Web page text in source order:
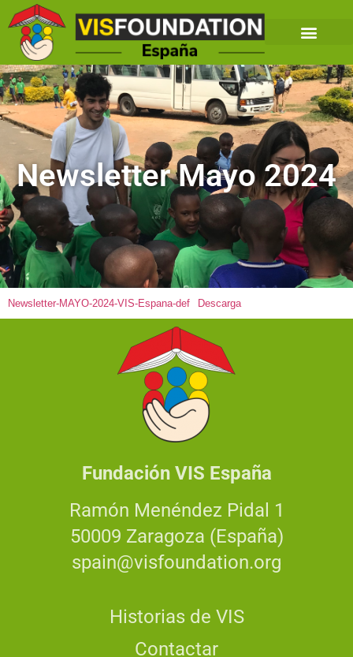
Newsletter Mayo 2024
Newsletter-MAYO-2024-VIS-Espana-def Descarga
Fundación VIS España
Ramón Menéndez Pidal 1
50009 Zaragoza (España)
spain@visfoundation.org
Historias de VIS
Contactar